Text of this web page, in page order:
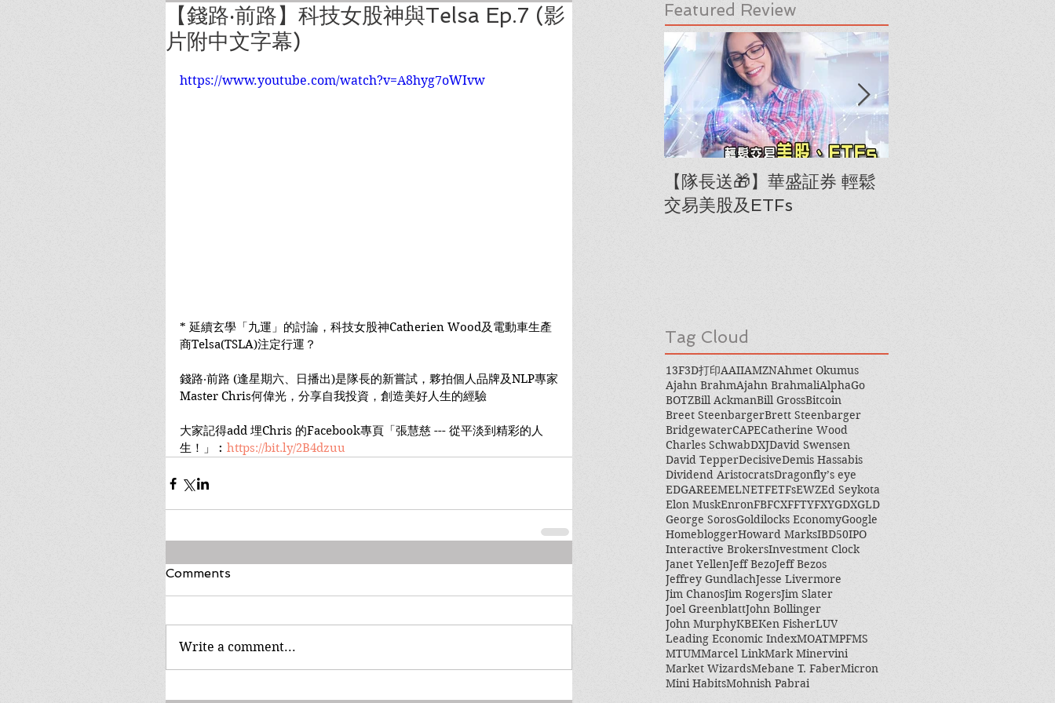
【錢路‧前路】科技女股神與Telsa Ep.7 (影
片附中文字幕)
https://www.youtube.com/watch?v=A8hyg7oWIvw
* 延續玄學「九運」的討論，科技女股神Catherien Wood及電動車生產
商Telsa(TSLA)注定行運？
錢路‧前路 (逢星期六、日播出)是隊長的新嘗試，夥拍個人品牌及NLP專家
Master Chris何偉光，分享自我投資，創造美好人生的經驗
大家記得add 埋Chris 的Facebook專頁「張慧慈 --- 從平淡到精彩的人
生！」︰ https://bit.ly/2B4dzuu
Comments
Write a comment...
Featured Review
【隊長送🎁】華盛証券 輕鬆
交易美股及ETFs
Tag Cloud
13F3D打印AAIIAMZNAhmet Okumus
Ajahn BrahmAjahn BrahmaliAlphaGo
BOTZBill AckmanBill GrossBitcoin
Breet SteenbargerBrett Steenbarger
BridgewaterCAPECatherine Wood
Charles SchwabDXJDavid Swensen
David TepperDecisiveDemis Hassabis
Dividend AristocratsDragonfly’s eye
EDGAREEMELNETFETFsEWZEd Seykota
Elon MuskEnronFBFCXFFTYFXYGDXGLD
George SorosGoldilocks EconomyGoogle
HomebloggerHoward MarksIBD50IPO
Interactive BrokersInvestment Clock
Janet YellenJeff BezoJeff Bezos
Jeffrey GundlachJesse Livermore
Jim ChanosJim RogersJim Slater
Joel GreenblattJohn Bollinger
John MurphyKBEKen FisherLUV
Leading Economic IndexMOATMPFMS
MTUMMarcel LinkMark Minervini
Market WizardsMebane T. FaberMicron
Mini HabitsMohnish Pabrai